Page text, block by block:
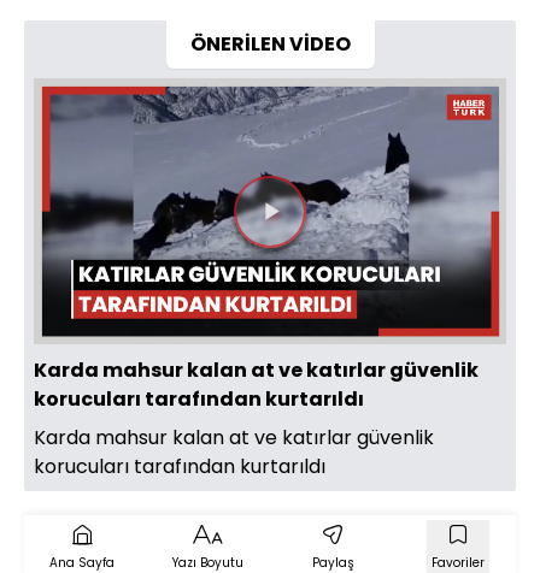
ÖNERİLEN VİDEO
Videoyu
Oynat
Karda mahsur kalan at ve katırlar güvenlik
korucuları tarafından kurtarıldı
Karda mahsur kalan at ve katırlar güvenlik
korucuları tarafından kurtarıldı
Ana Sayfa Yazı Boyutu Paylaş Favoriler